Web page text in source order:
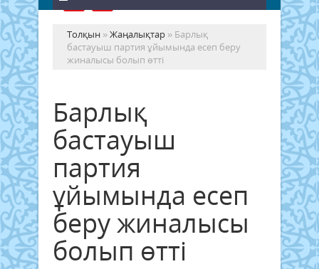
Толқын »Жаңалықтар » Барлық
бастауыш партия ұйымында есеп беру
жиналысы болып өтті
Барлық
бастауыш
партия
ұйымында есеп
беру жиналысы
болып өтті